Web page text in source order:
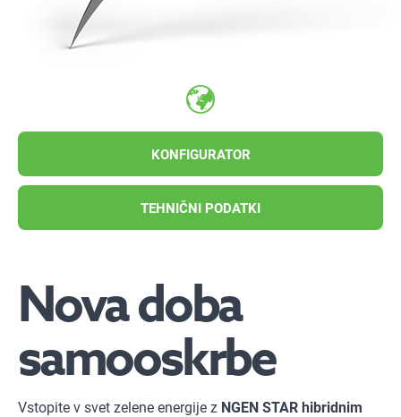
TEHNIČNI PODATKI
KONFIGURATOR
Nova doba
samooskrbe
Vstopite v svet zelene energije z NGEN STAR hibridnim